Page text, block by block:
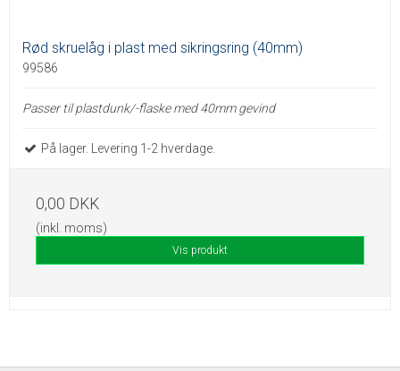
Rød skruelåg i plast med sikringsring (40mm)
99586
Passer til plastdunk/-flaske med 40mm gevind
På lager. Levering 1-2 hverdage.
0,00 DKK
(inkl. moms)
Vis produkt